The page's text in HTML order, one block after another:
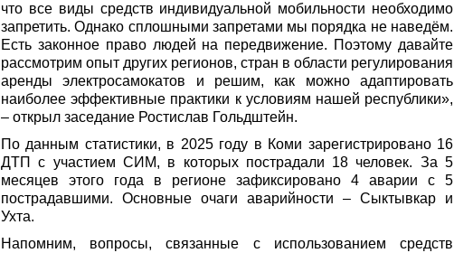
что все виды средств индивидуальной мобильности необходимо
запретить. Однако сплошными запретами мы порядка не наведём.
Есть законное право людей на передвижение. Поэтому давайте
рассмотрим опыт других регионов, стран в области регулирования
аренды электросамокатов и решим, как можно адаптировать
наиболее эффективные практики к условиям нашей республики»,
– открыл заседание Ростислав Гольдштейн.
По данным статистики, в 2025 году в Коми зарегистрировано 16
ДТП с участием СИМ, в которых пострадали 18 человек. За 5
месяцев этого года в регионе зафиксировано 4 аварии с 5
пострадавшими. Основные очаги аварийности – Сыктывкар и
Ухта.
Напомним, вопросы, связанные с использованием средств